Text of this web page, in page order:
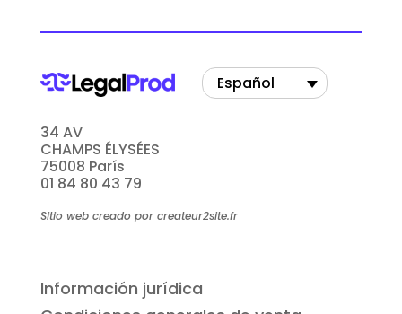
34 AV
CHAMPS ÉLYSÉES
75008 París
01 84 80 43 79
Sitio web creado por createur2site.fr
Español
Información jurídica